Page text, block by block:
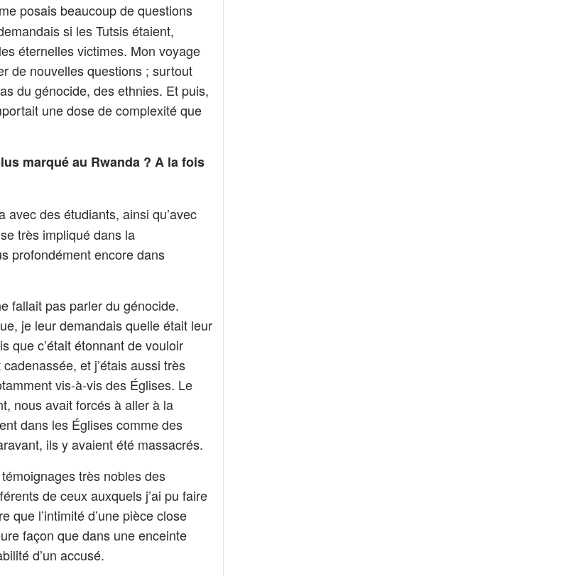
posais beaucoup de questions
si les Tutsis étaient,
éternelles victimes. Mon voyage
de nouvelles questions ; surtout
du génocide, des ethnies. Et puis,
une dose de complexité que
marqué au Rwanda ? A la fois
avec des étudiants, ainsi qu’avec
très impliqué dans la
profondément encore dans
fallait pas parler du génocide.
je leur demandais quelle était leur
que c’était étonnant de vouloir
et j’étais aussi très
vis-à-vis des Églises. Le
nous avait forcés à aller à la
dans les Églises comme des
ils y avaient été massacrés.
très nobles des
de ceux auxquels j’ai pu faire
que l’intimité d’une pièce close
façon que dans une enceinte
d’un accusé.